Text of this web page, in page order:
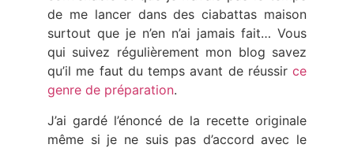
de me lancer dans des ciabattas maison
surtout que je n’en n’ai jamais fait… Vous
qui suivez régulièrement mon blog savez
qu’il me faut du temps avant de réussir ce
genre de préparation.
J’ai gardé l’énoncé de la recette originale
même si je ne suis pas d’accord avec le